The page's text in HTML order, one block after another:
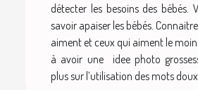
détecter les besoins des bébés.
savoir apaiser les bébés.
aiment et ceux qui aiment le
à avoir une idee photo
plus sur l’utilisation des mots doux